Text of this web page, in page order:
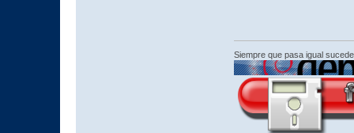
Siempre que pasa igual